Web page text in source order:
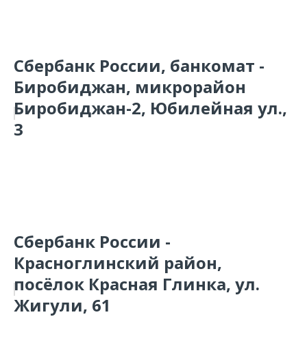
Сбербанк России, банкомат -
Биробиджан, микрорайон
Биробиджан-2, Юбилейная ул.,
3
Сбербанк России -
Красноглинский район,
посёлок Красная Глинка, ул.
Жигули, 61